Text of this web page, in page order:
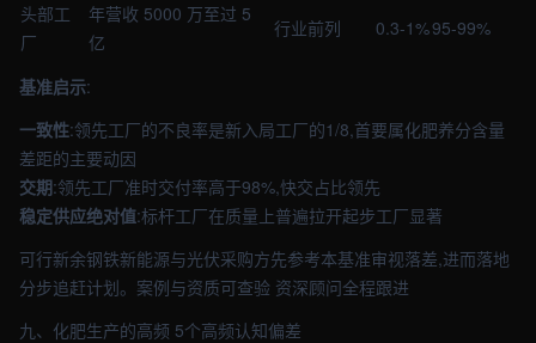
头部工
厂
年营收 5000 万至过 5
亿
行业前列 0.3-1%95-99%
基准启示:
一致性:领先工厂的不良率是新入局工厂的1/8,首要属化肥养分含量
差距的主要动因
交期:领先工厂准时交付率高于98%,快交占比领先
稳定供应绝对值:标杆工厂在质量上普遍拉开起步工厂显著
可行新余钢铁新能源与光伏采购方先参考本基准审视落差,进而落地
分步追赶计划。案例与资质可查验 资深顾问全程跟进
九、化肥生产的高频 5个高频认知偏差